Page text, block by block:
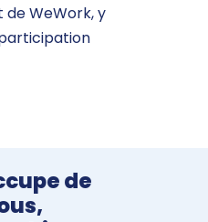
WeWork, y
de